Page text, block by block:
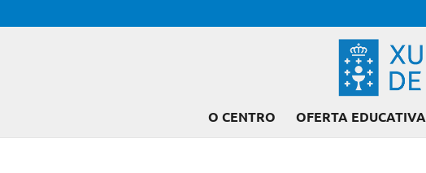
O CENTRO OFERTA EDUCATIVA